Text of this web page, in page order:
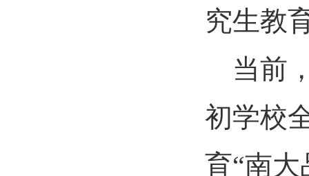
究生教
当前
初学校
育“南